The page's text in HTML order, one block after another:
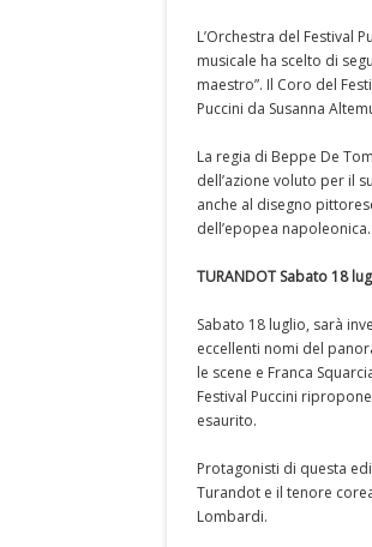
L’Orchestra del Festival
musicale ha scelto di
maestro”. Il Coro del
Puccini da Susanna
La regia di Beppe De
dell’azione voluto per il
anche al disegno
dell’epopea napoleonica.
TURANDOT Sabato 18
Sabato 18 luglio, sarà
eccellenti nomi del
le scene e Franca
Festival Puccini
esaurito.
Protagonisti di questa
Turandot e il tenore
Lombardi.